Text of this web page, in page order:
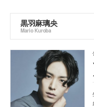
黒羽麻璃央
Mario Kuroba